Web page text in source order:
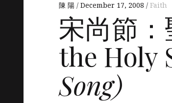
陳 陽 December 17, 2008 Faith
宋尚節
the Holy
Song)